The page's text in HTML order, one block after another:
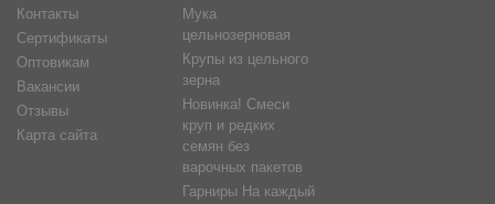
Контакты
Сертификаты
Оптовикам
Вакансии
Отзывы
Карта сайта
Мука
цельнозерновая
Крупы из цельного
зерна
Новинка! Смеси
круп и редких
семян без
варочных пакетов
Гарниры На каждый